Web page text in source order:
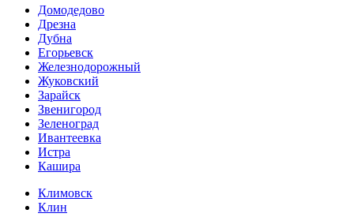
Домодедово
Дрезна
Дубна
Егорьевск
Железнодорожный
Жуковский
Зарайск
Звенигород
Зеленоград
Ивантеевка
Истра
Кашира
Климовск
Клин